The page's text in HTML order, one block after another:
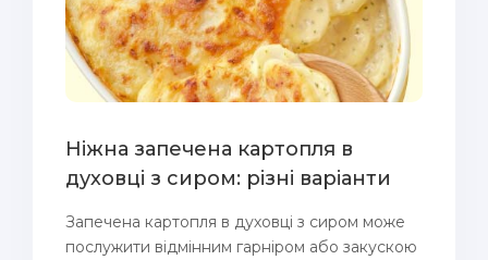
Ніжна запечена картопля в
духовці з сиром: різні варіанти
Запечена картопля в духовці з сиром може
послужити відмінним гарніром або закускою